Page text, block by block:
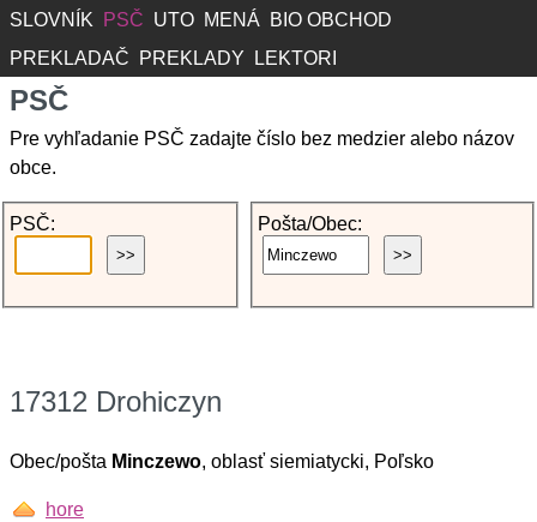
SLOVNÍK PSČ UTO MENÁ
BIO OBCHOD
PREKLADAČ
PREKLADY LEKTORI
PSČ
Pre vyhľadanie PSČ zadajte číslo bez medzier alebo názov
obce.
PSČ: Pošta/Obec:
17312 Drohiczyn
Obec/pošta Minczewo, oblasť siemiatycki, Poľsko
hore